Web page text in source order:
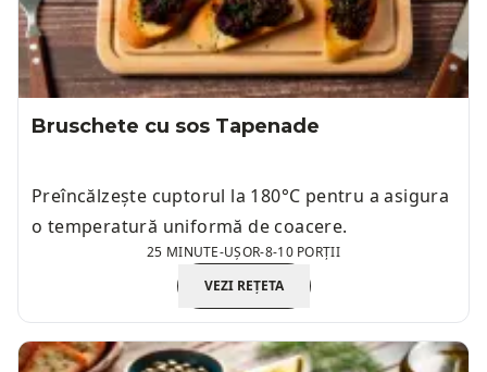
Bruschete cu sos Tapenade
Preîncălzește cuptorul la 180°C pentru a asigura
o temperatură uniformă de coacere.
25 MINUTE-UȘOR-8-10 PORȚII
VEZI REȚETA